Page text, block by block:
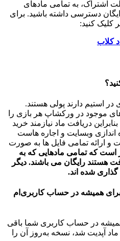
اشتراک، به تمامی مادهای
دسترسی داشته باشید. برای
کلیک کنید:
کلاب
در استیم دارند پولی هستند.
موجود در ورکشاپ هر بازی را
دریافت ماد نیازمند خرید
اندازی وبسایت و اجاره هاست
و ارائه تمامی فایل ها به صورت
است که تمامی مادهایی که به
هستند رایگان می باشند. دیگر
گذاری شده اند.
برای همیشه در حساب‌ کاربری‌ام
در حساب کاربری شما باقی
آپدیت شد، نسخه به‌روز آن را